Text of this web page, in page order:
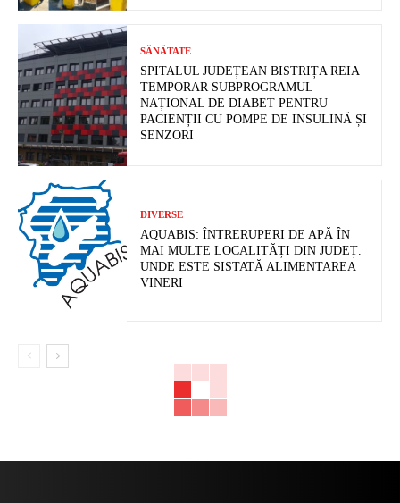
SĂNĂTATE
SPITALUL JUDEȚEAN BISTRIȚA REIA
TEMPORAR SUBPROGRAMUL
NAȚIONAL DE DIABET PENTRU
PACIENȚII CU POMPE DE INSULINĂ ȘI
SENZORI
DIVERSE
AQUABIS: ÎNTRERUPERI DE APĂ ÎN
MAI MULTE LOCALITĂȚI DIN JUDEȚ.
UNDE ESTE SISTATĂ ALIMENTAREA
VINERI